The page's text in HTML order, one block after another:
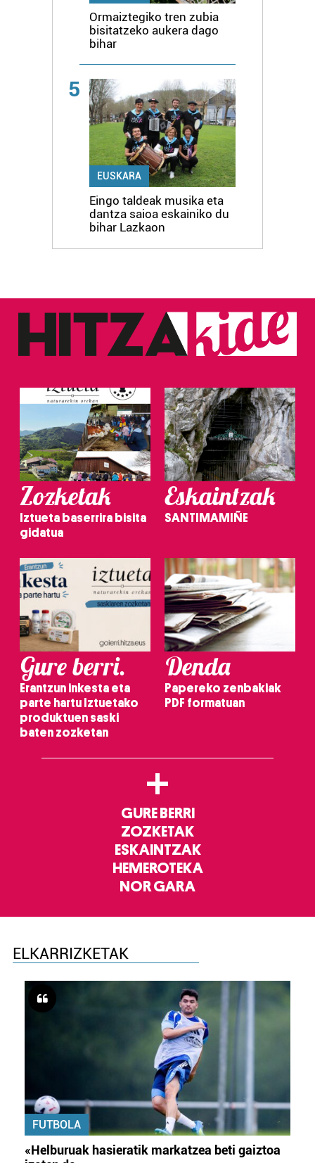
Ormaiztegiko tren zubia
bisitatzeko aukera dago
bihar
5
EUSKARA
Eingo taldeak musika eta
dantza saioa eskainiko du
bihar Lazkaon
Zozketak
Iztueta baserrira bisita
gidatua
Eskaintzak
SANTIMAMIÑE
Gure berri.
Erantzun inkesta eta
parte hartu Iztuetako
produktuen saski
baten zozketan
Denda
Papereko zenbakiak
PDF formatuan
+
GURE BERRI
ZOZKETAK
ESKAINTZAK
HEMEROTEKA
NOR GARA
ELKARRIZKETAK
FUTBOLA
«Helburuak hasieratik markatzea beti gaiztoa